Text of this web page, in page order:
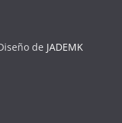
de JADEMK